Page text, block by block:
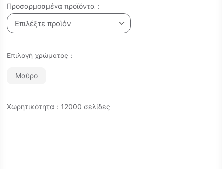
Προσαρμοσμένα προϊόντα：
Επιλέξτε προϊόν
Επιλογή χρώματος：
Μαύρο
Χωρητικότητα：12000 σελίδες